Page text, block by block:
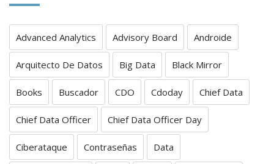
Advanced Analytics Advisory Board Androide
Arquitecto De Datos Big Data Black Mirror
Books Buscador CDO Cdoday Chief Data
Chief Data Officer Chief Data Officer Day
Ciberataque Contraseñas Data